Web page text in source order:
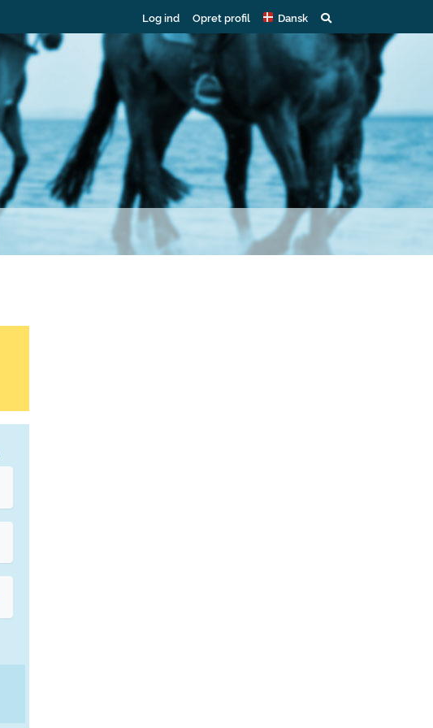
Log ind Opret profil Dansk